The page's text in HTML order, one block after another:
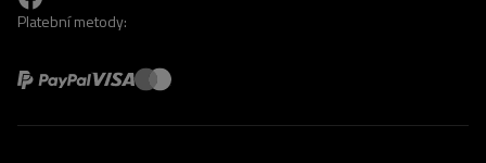
Platební metody: